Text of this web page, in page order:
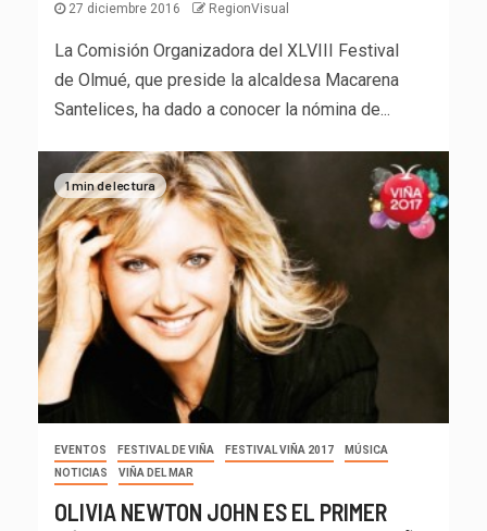
27 diciembre 2016 RegionVisual
La Comisión Organizadora del XLVIII Festival
de Olmué, que preside la alcaldesa Macarena
Santelices, ha dado a conocer la nómina de...
1 min de lectura
EVENTOS FESTIVAL DE VIÑA FESTIVAL VIÑA 2017
MÚSICA
NOTICIAS
VIÑA DEL MAR
OLIVIA NEWTON JOHN ES EL PRIMER